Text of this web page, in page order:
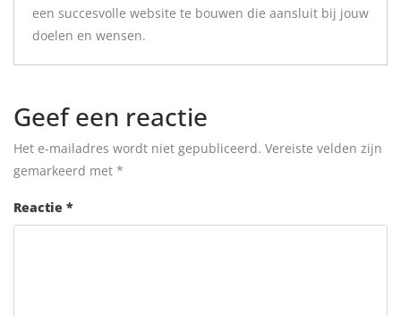
een succesvolle website te bouwen die aansluit bij jouw
doelen en wensen.
Geef een reactie
Het e-mailadres wordt niet gepubliceerd. Vereiste velden zijn
gemarkeerd met *
Reactie *